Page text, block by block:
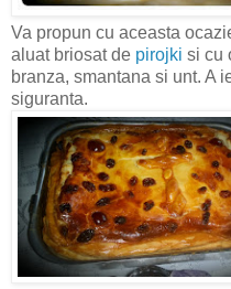
Va propun cu aceasta
aluat briosat de pirojki si cu
branza, smantana si unt. A
siguranta.